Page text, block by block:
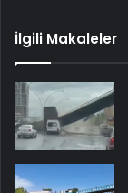
İlgili Makaleler